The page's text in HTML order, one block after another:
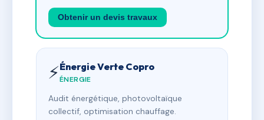
Obtenir un devis travaux
⚡Énergie Verte Copro
ÉNERGIE
Audit énergétique, photovoltaïque
collectif, optimisation chauffage.